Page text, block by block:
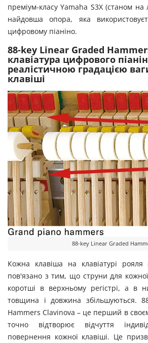
преміум-класу Yamaha S3X (станом
найдовша опора, яка
цифровому піаніно.
88-key Linear Graded
клавіатура цифрового
реалістичною градацією
клавіші
88-key Linear Graded
Кожна клавіша на клавіатурі
пов'язано з тим, що струни для
коротші в верхньому регістрі, а в
товщина і довжина збільшуються.
Hammers Clavinova – це перший в
точно відтворює відчуття
повернення кожної клавіші. Це